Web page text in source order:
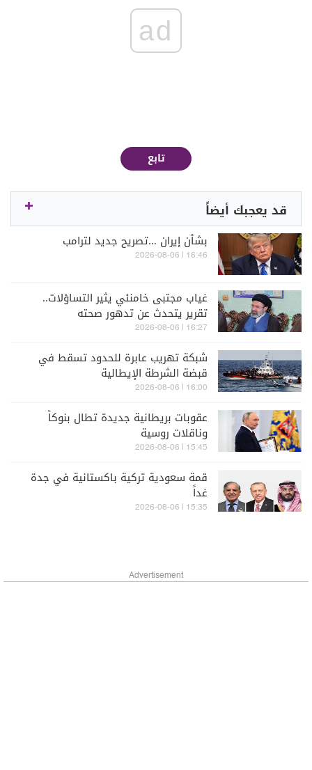
ad
تابع
قد يعجبك أيضاً
بشأن إيران ...تصريح جديد لترامب
16:46 | 2026-08-06
غياب مجتبى خامنئي يثير التساؤلات..
تقرير يتحدث عن تدهور صحته
16:27 | 2026-08-06
شبكة تهريب عابرة للحدود تسقط في
قبضة الشرطة الإيطالية
16:00 | 2026-08-06
عقوبات بريطانية جديدة تطال بنوكاً
وناقلات روسية
15:45 | 2026-08-06
قمة سعودية تركية باكستانية في جدة
غداً
15:35 | 2026-08-06
Advertisement